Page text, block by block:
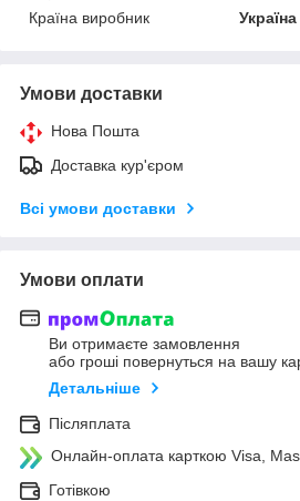
Країна виробник
Україна
Умови доставки
Нова Пошта
Доставка кур'єром
Всі умови доставки
Умови оплати
Ви отримаєте замовлення
або гроші повернуться на вашу
Детальніше
Післяплата
Онлайн-оплата карткою Visa,
Готівкою